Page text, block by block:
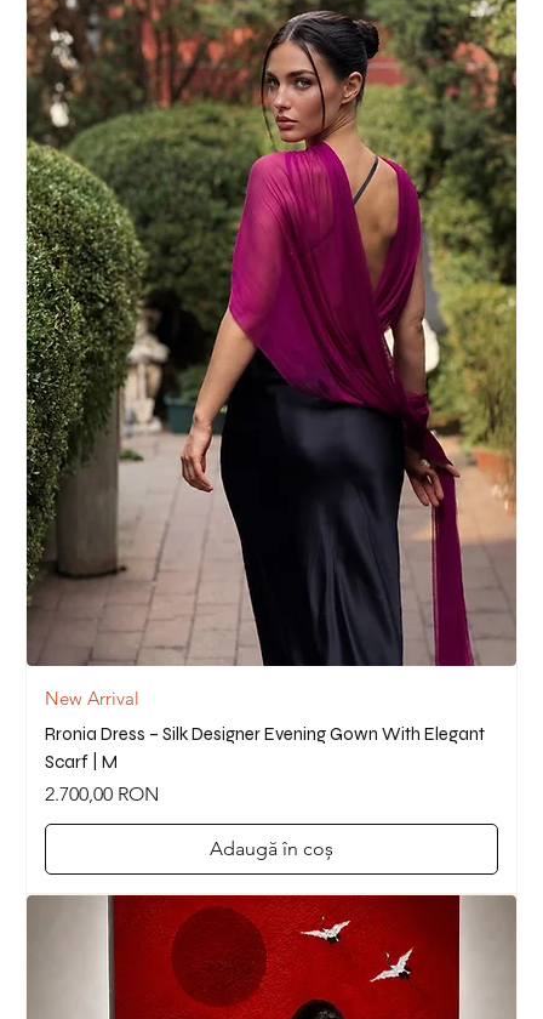
New Arrival
Rronia Dress – Silk Designer Evening Gown With Elegant
Scarf | M
Preț
2.700,00 RON
Adaugă în coș